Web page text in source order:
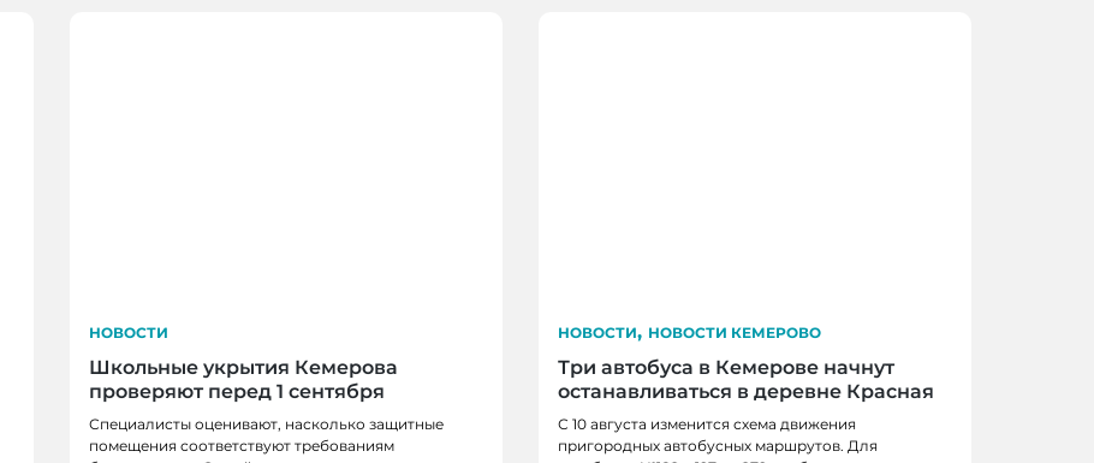
НОВОСТИ
Школьные укрытия Кемерова
проверяют перед 1 сентября
Специалисты оценивают, насколько защитные
помещения соответствуют требованиям
НОВОСТИ, НОВОСТИ КЕМЕРОВО
Три автобуса в Кемерове начнут
останавливаться в деревне Красная
С 10 августа изменится схема движения
пригородных автобусных маршрутов. Для